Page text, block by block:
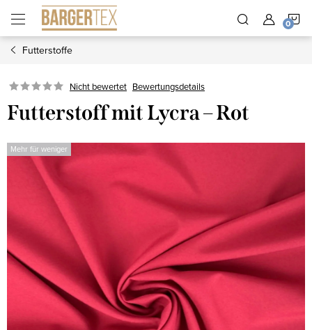
Inhalt
springen
Futterstoffe
Nicht bewertet Bewertungsdetails
Futterstoff mit Lycra – Rot
Mehr für weniger